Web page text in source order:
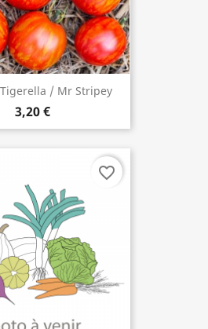
Tigerella / Mr Stripey
3,20 €
favorite_border